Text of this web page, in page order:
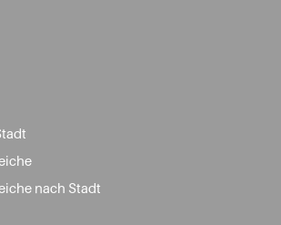
nach Stadt